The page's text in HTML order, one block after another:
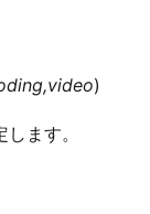
)
ます。